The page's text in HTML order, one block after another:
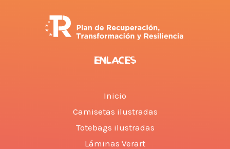
ENLACES
Inicio
Camisetas ilustradas
Totebags ilustradas
Láminas Verart